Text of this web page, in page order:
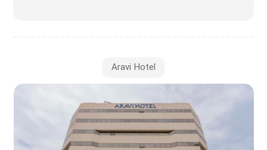
Aravi Hotel